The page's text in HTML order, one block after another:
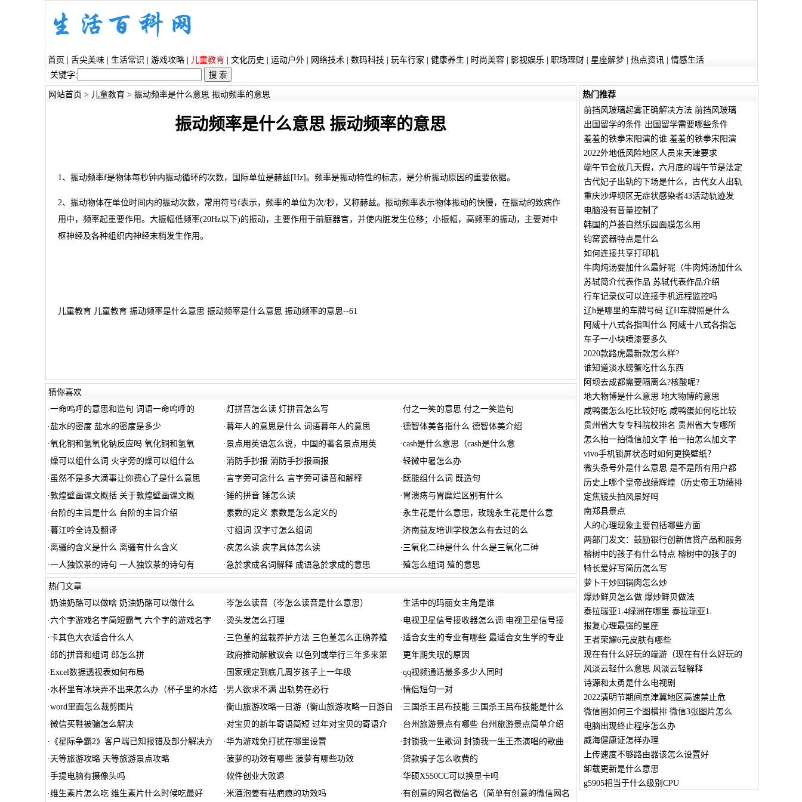
首页 舌尖美味| 生活常识 游戏攻略| 儿童教育| 文化历史 运动户外| 网络技术| 数码科技 玩车行家 健康养生 时尚美容| 影视娱乐 职场理财| 星座解梦| 热点资讯| 情感生活
关键字:
网站首页 > 儿童教育> 振动频率是什么意思 振动频率的意思
振动频率是什么意思 振动频率的意思
1、振动频率f是物体每秒钟内振动循环的次数，国际单位是赫兹[Hz]。频率是振动特性的标志，是分析振动原因的重要依据。
2、振动物体在单位时间内的振动次数，常用符号f表示，频率的单位为次/秒，又称赫兹。振动频率表示物体振动的快慢，在振动的致病作
用中，频率起重要作用。大振幅低频率(20Hz以下)的振动，主要作用于前庭器官，并使内脏发生位移；小振幅，高频率的振动，主要对中
枢神经及各种组织内神经末梢发生作用。
儿童教育 儿童教育 振动频率是什么意思 振动频率是什么意思 振动频率的意思--61
猜你喜欢
·一命呜呼的意思和造句 词语一命呜呼的 ·灯拼音怎么读 灯拼音怎么写 ·付之一笑的意思 付之一笑造句
·盐水的密度 盐水的密度是多少 ·暮年人的意思是什么 词语暮年人的意思 ·德智体美各指什么 德智体美介绍
·氧化铜和氢氧化钠反应吗 氧化铜和氢氧 ·景点用英语怎么说，中国的著名景点用英 ·cash是什么意思（cash是什么意
·燥可以组什么词 火字旁的燥可以组什么 ·消防手抄报 消防手抄报画报 ·轻微中暑怎么办
· 虽然不是多大滴事让你费心了是什么意思 ·言字旁可念什么 言字旁可读音和解释 · 既能组什么词 既造句
·敦煌壁画课文概括 关于敦煌壁画课文概 ·锤的拼音 锤怎么读 · 胃溃疡与胃糜烂区别有什么
· 台阶的主旨是什么 台阶的主旨介绍 ·素数的定义 素数是怎么定义的 ·永生花是什么意思，玫瑰永生花是什么意
·暮江吟全诗及翻译 ·寸组词 汉字寸怎么组词 ·济南益友培训学校怎么有去过的么
· 离骚的含义是什么 离骚有什么含义 ·疢怎么读 疢字具体怎么读 · 三氧化二砷是什么 什么是三氧化二砷
·一人独饮茶的诗句 一人独饮茶的诗句有 · 急於求成名词解释 成语急於求成的意思 ·殖怎么组词 殖的意思
热门文章
·奶油奶酪可以做啥 奶油奶酪可以做什么 ·岑怎么读音（岑怎么读音是什么意思） · 生活中的玛丽女主角是谁
·六个字游戏名字简短霸气 六个字的游戏名字 · 烫头发怎么打理 · 电视卫星信号接收器怎么调 电视卫星信号接
·卡其色大衣适合什么人 · 三色堇的盆栽养护方法 三色堇怎么正确养殖 ·适合女生的专业有哪些 最适合女生学的专业
· 郎的拼音和组词 郎怎么拼 ·政府推动解散议会 以色列或举行三年多来第 · 更年期失眠的原因
·Excel数据透视表如何布局 · 国家规定到底几周岁孩子上一年级 ·qq视频通话最多多少人同时
·水杯里有冰块弄不出来怎么办（杯子里的水结 · 男人欲求不满 出轨势在必行 ·情侣短句一对
·word里面怎么裁剪图片 ·衡山旅游攻略一日游（衡山旅游攻略一日游自 · 三国杀王吕布技能 三国杀王吕布技能是什么
·微信买鞋被骗怎么解决 · 对宝贝的新年寄语简短 过年对宝贝的寄语介 · 台州旅游景点有哪些 台州旅游景点简单介绍
· 《星际争霸2》客户端已知报错及部分解决方 ·华为游戏免打扰在哪里设置 ·封锁我一生歌词 封锁我一生王杰演唱的歌曲
· 天等旅游攻略 天等旅游景点攻略 ·菠萝的功效有哪些 菠萝有哪些功效 ·贷款骗子怎么收费的
·手提电脑有摄像头吗 ·软件创业大败退 ·华硕X550CC可以换显卡吗
·维生素片怎么吃 维生素片什么时候吃最好 ·米酒泡姜有祛疤痕的功效吗 ·有创意的网名微信名（简单有创意的微信网名
热门推荐
前挡风玻璃起雾正确解决方法 前挡风玻璃
出国留学的条件 出国留学需要哪些条件
羞羞的铁拳宋阳演的谁 羞羞的铁拳宋阳演
2022外地低风险地区人员来天津要求
端午节会放几天假，六月底的端午节是法定
古代妃子出轨的下场是什么，古代女人出轨
重庆沙坪坝区无症状感染者43活动轨迹发
电脑没有音量控制了
韩国的芦荟自然乐园面膜怎么用
钧窑瓷器特点是什么
如何连接共享打印机
牛肉炖汤要加什么最好呢（牛肉炖汤加什么
苏轼简介代表作品 苏轼代表作品介绍
行车记录仪可以连接手机远程监控吗
辽h是哪里的车牌号码 辽H车牌照是什么
阿威十八式各指叫什么 阿威十八式各指怎
车子一小块喷漆要多久
2020款路虎最新款怎么样?
谁知道淡水螃蟹吃什么东西
阿坝去成都需要隔离么?核酸呢?
地大物博是什么意思 地大物博的意思
咸鸭蛋怎么吃比较好吃 咸鸭蛋如何吃比较
贵州省大专专科院校排名 贵州省大专哪所
怎么拍一拍微信加文字 拍一拍怎么加文字
vivo手机锁屏状态时如何更换壁纸？
微头条号外是什么意思 是不是所有用户都
历史上哪个皇帝战绩辉煌（历史帝王功绩排
定焦镜头拍风景好吗
南郑县景点
人的心理现象主要包括哪些方面
两部门发文：鼓励银行创新信贷产品和服务
榕树中的孩子有什么特点 榕树中的孩子的
特长爱好写简历怎么写
萝卜干炒回锅肉怎么炒
爆炒鲜贝怎么做 爆炒鲜贝做法
泰拉瑞亚1.4绿洲在哪里 泰拉瑞亚1.
报复心理最强的星座
王者荣耀6元皮肤有哪些
现在有什么好玩的端游（现在有什么好玩的
风淡云轻什么意思 风淡云轻解释
诗源和太勇是什么电视剧
2022清明节期间京津冀地区高速禁止危
微信圈如何三个图横排 微信3张图片怎么
电脑出现终止程序怎么办
威海健康证怎样办理
上传速度不够路由器该怎么设置好
卸载更新是什么意思
g5905相当于什么级别CPU